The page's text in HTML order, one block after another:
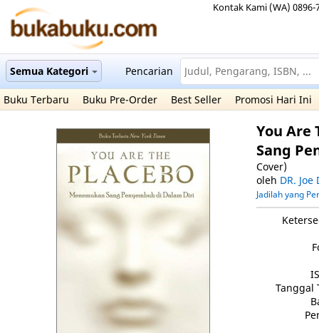
Kontak Kami (WA) 0896-
Semua Kategori Pencarian
Buku Terbaru Buku Pre-Order Best Seller Promosi Hari Ini
You Are
Sang
Cover)
oleh DR.
Jadilah yang
Tanggal